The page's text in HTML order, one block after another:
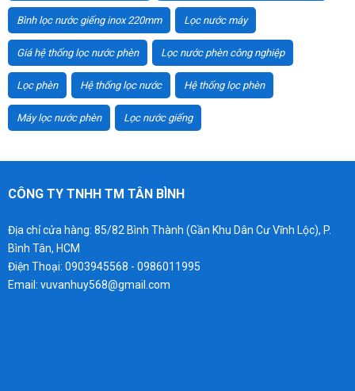
Bình lọc nước giếng inox 220mm Lọc nước máy
Giá hệ thống lọc nước phèn Lọc nước phèn công nghiệp
Lọc phèn Hệ thống lọc nước Hệ thống lọc phèn
Máy lọc nước phèn Lọc nước giếng
CÔNG TY TNHH TM TÂN BÌNH
Địa chỉ cửa hàng: 85/82 Bình Thành (Gần Khu Dân Cư Vĩnh Lộc), P.
Bình Tân, HCM
Điện Thoại: 0903945568 - 0986011995
Email: vuvanhuy568@gmail.com